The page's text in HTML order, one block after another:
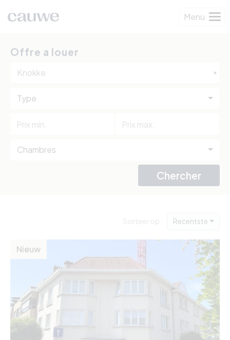
Menu
Offre a louer
Knokke
Type
Chambres
Chercher
Sorteer op: Recentste
Nieuw